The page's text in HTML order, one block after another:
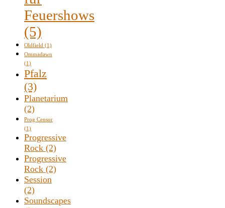
Feuershows
(5)
Oldfield (1)
Ommadawn
(1)
Pfalz
(3)
Planetarium
(2)
Prog Censor
(1)
Progressive
Rock (2)
Progressive
Rock (2)
Session
(2)
Soundscapes